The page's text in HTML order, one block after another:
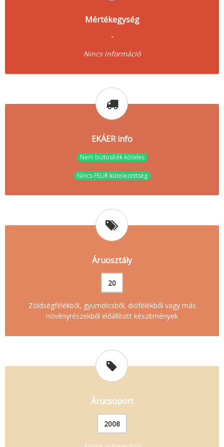
Mértékegység
-
Nincs információ
EKÁER info
Nem biztosíték köteles
Nincs FELIR kötelezettség
Áruosztály
20
Zöldségfélékből, gyümölcsből, diófélékből vagy más
növényrészekből előállított készítmények
Árucsoport
2008